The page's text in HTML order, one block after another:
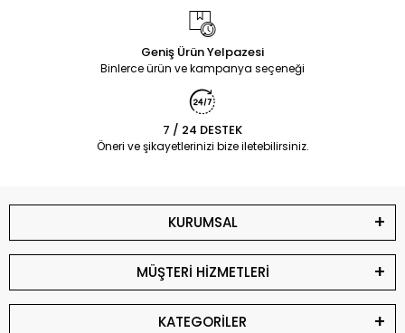
Geniş Ürün Yelpazesi
Binlerce ürün ve kampanya seçeneği
7 / 24 DESTEK
Öneri ve şikayetlerinizi bize iletebilirsiniz.
KURUMSAL
MÜŞTERİ HİZMETLERİ
KATEGORİLER